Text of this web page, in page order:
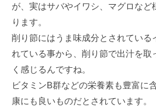
が、実はサバやイワシ、マグロなど
ります。
削り節にはうま味成分とされている
れている事から、削り節で出汁を取
く感じるんですね。
ビタミンB群などの栄養素も豊富に
康にも良いものだとされています。